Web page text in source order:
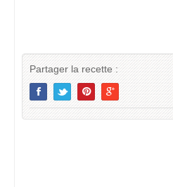
Partager la recette :